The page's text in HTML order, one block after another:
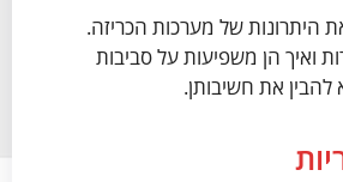
היתרונות של מערכות הכריזה.
ואיך הן משפיעות על סביבות
את חשיבותן.